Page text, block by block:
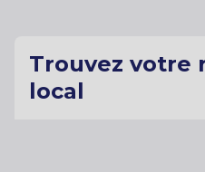
Trouvez votre
local